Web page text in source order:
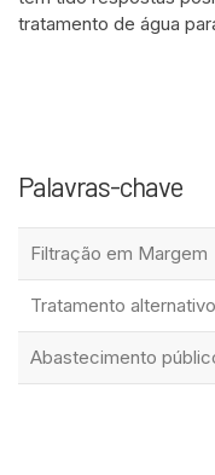
tratamento de água
Palavras-chave
Filtração em Margem
Tratamento
Abastecimento